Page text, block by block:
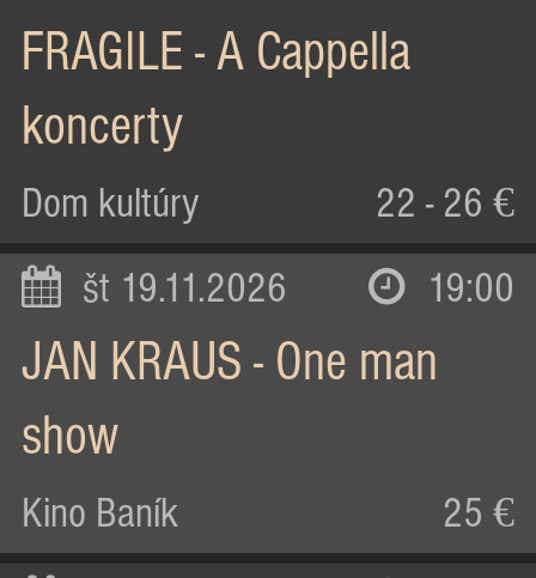
FRAGILE - A Cappella
koncerty
Dom kultúry 22 - 26 €
št 19.11.2026 19:00
JAN KRAUS - One man
show
Kino Baník 25 €